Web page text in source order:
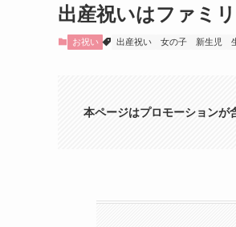
出産祝いはファミ
お祝い 出産祝い 女の子 新生児
本ページはプロモーションが